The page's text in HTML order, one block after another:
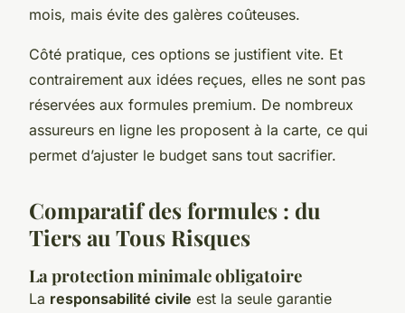
mois, mais évite des galères coûteuses.
Côté pratique, ces options se justifient vite. Et
contrairement aux idées reçues, elles ne sont pas
réservées aux formules premium. De nombreux
assureurs en ligne les proposent à la carte, ce qui
permet d’ajuster le budget sans tout sacrifier.
Comparatif des formules : du
Tiers au Tous Risques
La protection minimale obligatoire
La responsabilité civile est la seule garantie